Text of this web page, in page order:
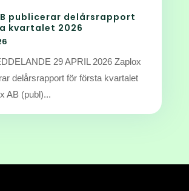
publicerar delårsrapport
kvartalet 2026
29 APRIL 2026 Zaplox
delårsrapport för första kvartalet
AB (publ)...